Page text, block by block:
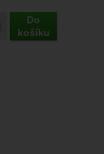
Porovnat
Do
košíku